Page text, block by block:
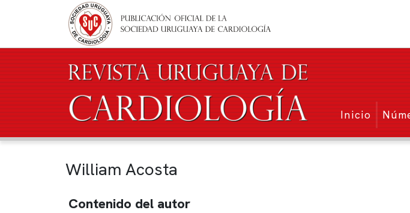
Pasar al contenido principal Menu
Inicio
William Acosta
Contenido del autor